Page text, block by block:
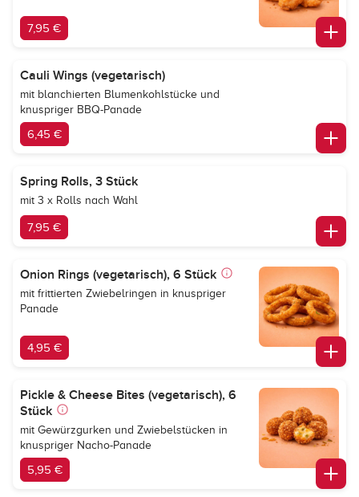
7,95 €
Cauli Wings (vegetarisch)
mit blanchierten Blumenkohlstücke und
knuspriger BBQ-Panade
6,45 €
Spring Rolls, 3 Stück
mit 3 x Rolls nach Wahl
7,95 €
Onion Rings (vegetarisch), 6 Stück
mit frittierten Zwiebelringen in knuspriger
Panade
4,95 €
Pickle & Cheese Bites (vegetarisch), 6
Stück
mit Gewürzgurken und Zwiebelstücken in
knuspriger Nacho-Panade
5,95 €